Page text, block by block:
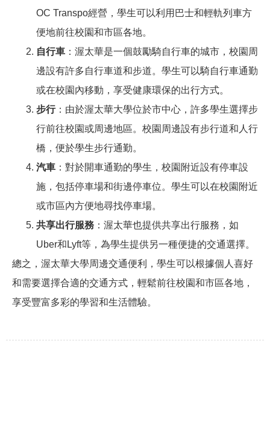
OC Transpo經營，學生可以利用巴士和輕軌列車方
便地前往校園和市區各地。
自行車 ：渥太華是一個鼓勵騎自行車的城市，校園周
邊設有許多自行車道和步道。學生可以騎自行車通勤
或在校園內移動，享受健康環保的出行方式。
步行：由於渥太華大學位於市中心，許多學生選擇步
行前往校園或周邊地區。校園周邊設有步行道和人行
橋，便於學生步行通勤。
汽車 ：對於開車通勤的學生，校園附近設有停車設
施，包括停車場和街邊停車位。學生可以在校園附近
或市區內方便地尋找停車場。
共享出行服務 ：渥太華也提供共享出行服務，如
Uber和Lyft等，為學生提供另一種便捷的交通選擇。
總之，渥太華大學周邊交通便利，學生可以根據個人喜好
和需要選擇合適的交通方式，輕鬆前往校園和市區各地，
享受豐富多彩的學習和生活體驗。